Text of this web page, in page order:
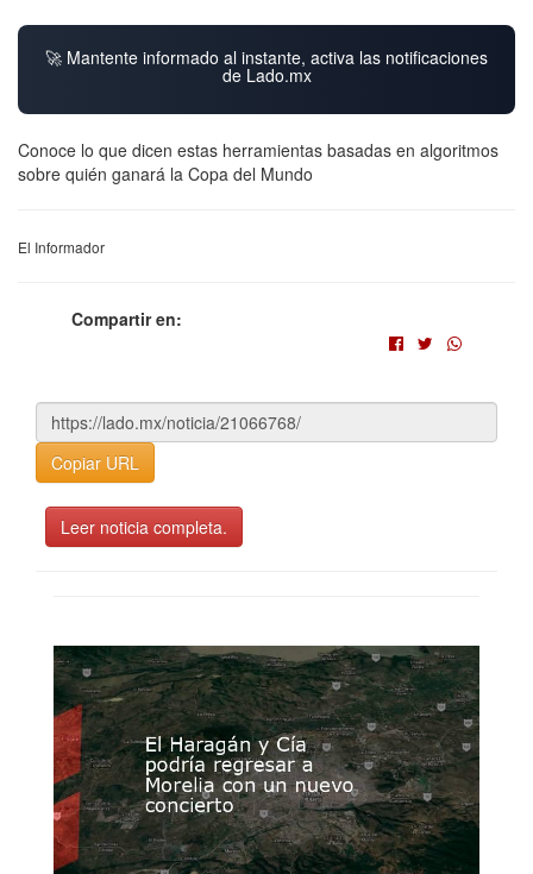
🚀 Mantente informado al instante, activa las notificaciones
de Lado.mx
Conoce lo que dicen estas herramientas basadas en algoritmos
sobre quién ganará la Copa del Mundo
El Informador
Compartir en:
Copiar URL
Leer noticia completa.